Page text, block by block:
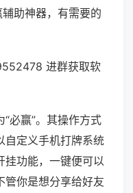
助神器，有需要的
进群获取软
必赢”。其操作方式
自定义手机打牌系统
挂功能，一键便可以
管你是想分享给好友